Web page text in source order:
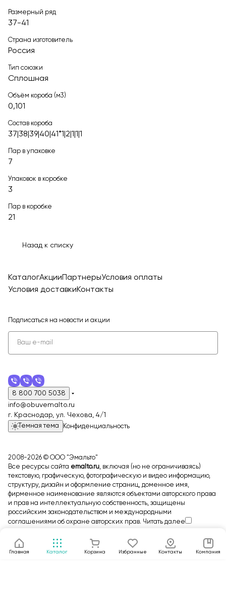
Размерный ряд
37-41
Страна изготовитель
Россия
Тип союзки
Сплошная
Объём короба (м3)
0,101
Состав короба
37|38|39|40|41*1|2|1|1|1
Пар в упаковке
7
Упаковок в коробке
3
Пар в коробке
21
Назад к списку
Главная Каталог Корзина Избранные Контакты Компания
КаталогАкции ПартнерыУсловия оплаты
Условия доставкиКонтакты
Подписаться на новости и акции
8 800 700 5038
info@obuvemalto.ru
г. Краснодар, ул. Чехова, 4/1
Темная тема Конфиденциальность
2008-2026 © ООО "Эмальто"
Все ресурсы сайта emalto.ru, включая (но не ограничиваясь)
текстовую, графическую, фотографическую и видео информацию,
структуру, дизайн и оформление страниц, доменное имя,
фирменное наименование являются объектами авторского права
и прав на интеллектуальную собственность, защищены
российским законодательством и международными
соглашениями об охране авторских прав. Читать далее